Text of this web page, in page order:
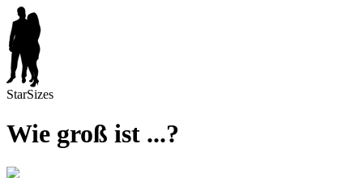
StarSizes
Wie groß ist ...?